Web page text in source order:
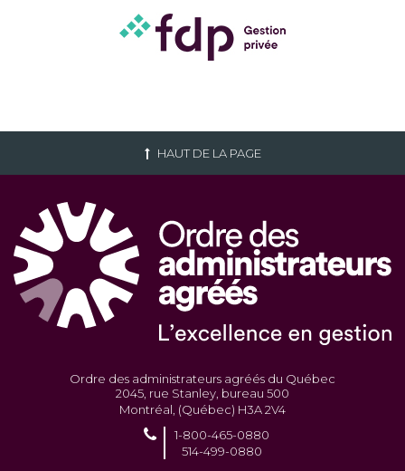
HAUT DE LA PAGE
Ordre des administrateurs agréés du Québec
2045, rue Stanley, bureau 500
Montréal, (Québec) H3A 2V4
1-800-465-0880
514-499-0880